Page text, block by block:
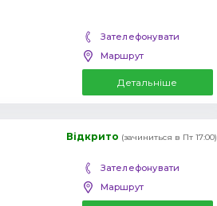
Зателефонувати
Маршрут
Детальніше
Відкрито (зачиниться в Пт 17:00)
Зателефонувати
Маршрут